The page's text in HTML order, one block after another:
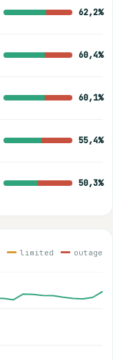
62,2%
60,4%
60,1%
55,4%
50,3%
limited outage